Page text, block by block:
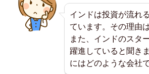
インドは投資が流れ
ています。その理由
また、インドのスタ
躍進していると聞き
にはどのような会社